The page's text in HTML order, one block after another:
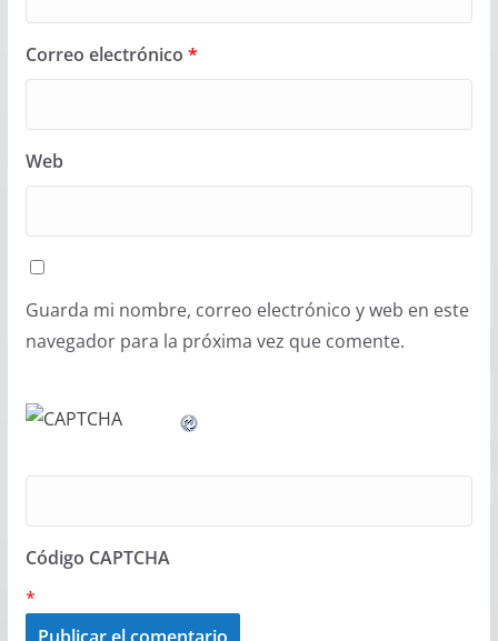
Correo electrónico *
Web
Guarda mi nombre, correo electrónico y web en este
navegador para la próxima vez que comente.
Código CAPTCHA
*